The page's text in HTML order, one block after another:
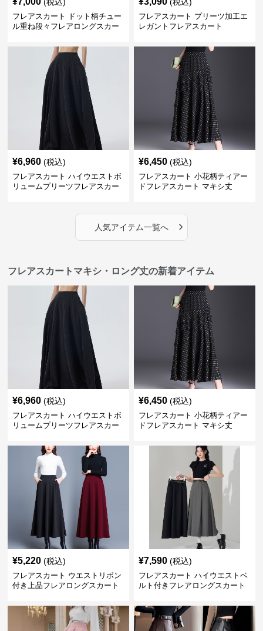
フレアスカート ドット柄チュー
ル重ね段々フレアロングスカー
フレアスカート プリーツ加工エ
レガントフレアスカート
¥6,960 (税込)
フレアスカート ハイウエストボ
リュームプリーツフレアスカー
¥6,450 (税込)
フレアスカート 小花柄ティアー
ドフレアスカート マキシ丈
人気アイテム一覧へ ›
フレアスカートマキシ・ロング丈の新着アイテム
¥6,960 (税込)
フレアスカート ハイウエストボ
リュームプリーツフレアスカー
¥6,450 (税込)
フレアスカート 小花柄ティアー
ドフレアスカート マキシ丈
¥5,220 (税込)
フレアスカート ウエストリボン
付き上品フレアロングスカート
¥7,590 (税込)
フレアスカート ハイウエストベ
ルト付きフレアロングスカート